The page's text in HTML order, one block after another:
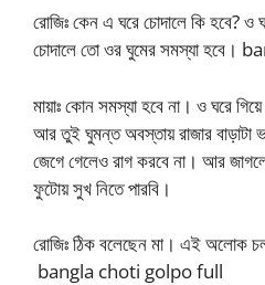
রোজিঃ কেন এ ঘরে চোদালে কি হবে? ও
চোদালে তো ওর ঘুমের সমস্যা
মায়াঃ কোন সমস্যা হবে না। ও ঘরে
আর তুই ঘুমন্ত অবস্তায় রাজার বাড়াটা
জেগে গেলেও রাগ করবে না। আর
ফুটোয় সুখ নিতে পারবি।
রোজিঃ ঠিক বলেছেন মা। এই অলোক
bangla choti golpo full